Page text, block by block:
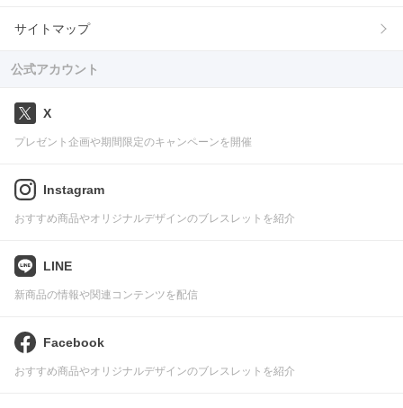
サイトマップ
公式アカウント
X
プレゼント企画や期間限定のキャンペーンを開催
Instagram
おすすめ商品やオリジナルデザインのブレスレットを紹介
LINE
新商品の情報や関連コンテンツを配信
Facebook
おすすめ商品やオリジナルデザインのブレスレットを紹介